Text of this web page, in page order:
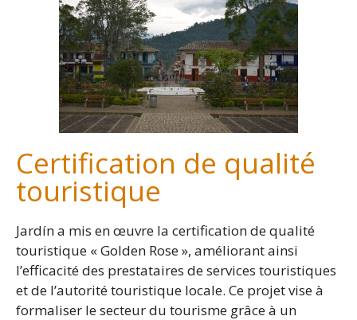
Certification de qualité
touristique
Jardín a mis en œuvre la certification de qualité
touristique « Golden Rose », améliorant ainsi
l’efficacité des prestataires de services touristiques
et de l’autorité touristique locale. Ce projet vise à
formaliser le secteur du tourisme grâce à un